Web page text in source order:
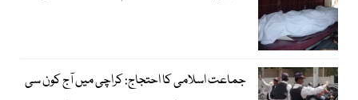
جماعت اسلامی کا احتجاج: کراچی میں آج کون سی